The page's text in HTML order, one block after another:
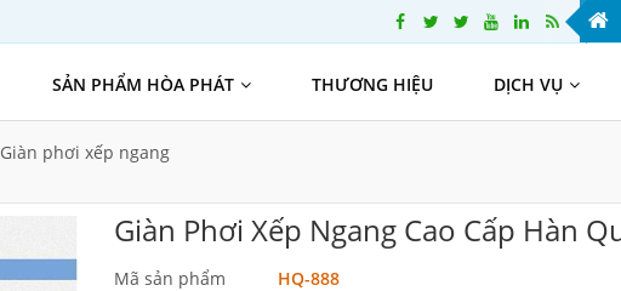
SẢN PHẨM HÒA PHÁT THƯƠNG HIỆU DỊCH VỤ
Giàn phơi xếp ngang
Giàn Phơi Xếp Ngang Cao Cấp Hàn
Mã sản phẩm
HQ-888